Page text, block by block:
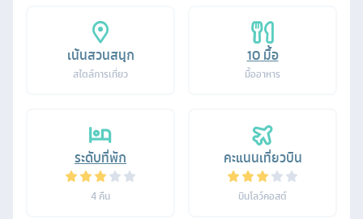
เน้นสวนสนุก
สไตล์การเที่ยว
10มื้อ
มื้ออาหาร
ระดับที่พัก
4 คืน
คะแนนเที่ยวบิน
บินโลว์คอสต์